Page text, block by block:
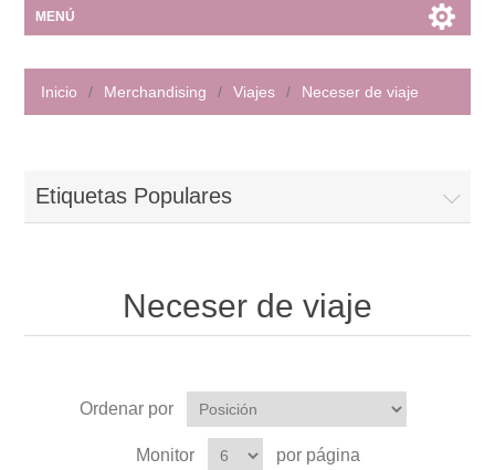
MENÚ
Inicio / Merchandising / Viajes / Neceser de viaje
Etiquetas Populares
Neceser de viaje
Ordenar por
Monitor por página